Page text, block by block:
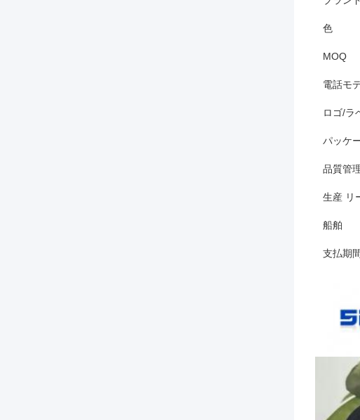
色
MOQ
電話モ
ロゴ/ラ
パッケ
品質管
生産 リ
船舶
支払期間